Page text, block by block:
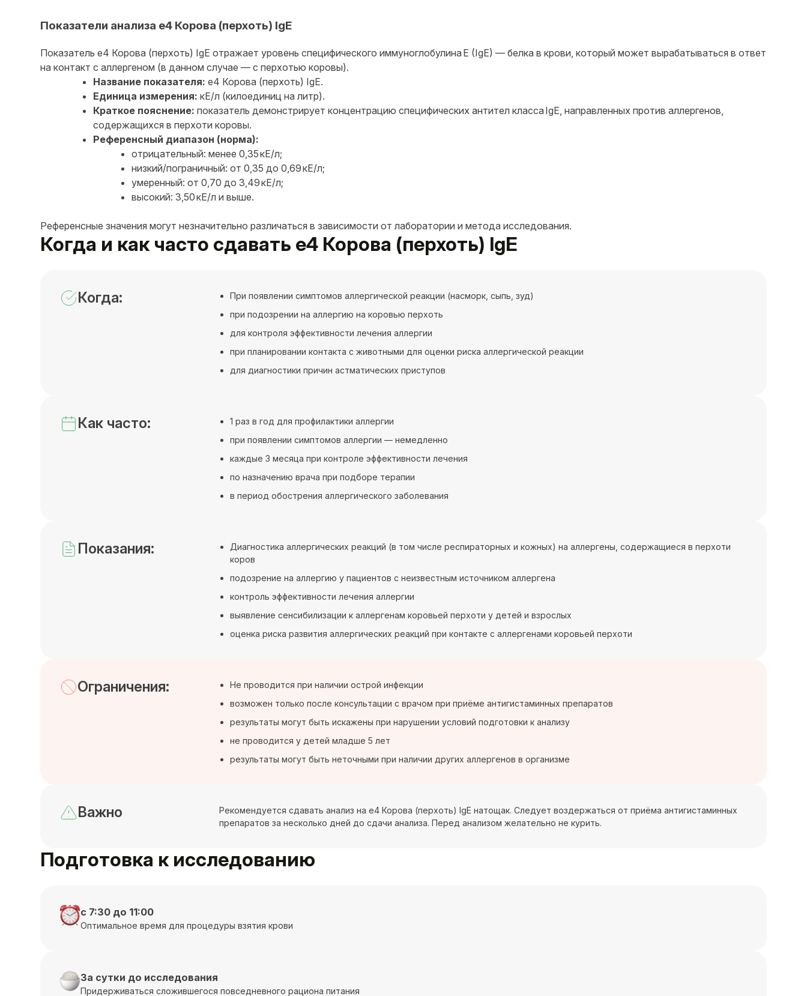
Показатели анализа e4 Корова (перхоть) IgE
Показатель e4 Корова (перхоть) IgE отражает уровень специфического иммуноглобулина E (IgE) — белка в крови, который может вырабатываться в ответ
на контакт с аллергеном (в данном случае — с перхотью коровы).
Название показателя: e4 Корова (перхоть) IgE.
Единица измерения: кЕ/л (килоединиц на литр).
Краткое пояснение: показатель демонстрирует концентрацию специфических антител класса IgE, направленных против аллергенов,
содержащихся в перхоти коровы.
Референсный диапазон (норма):
отрицательный: менее 0,35 кЕ/л;
низкий/пограничный: от 0,35 до 0,69 кЕ/л;
умеренный: от 0,70 до 3,49 кЕ/л;
высокий: 3,50 кЕ/л и выше.
Референсные значения могут незначительно различаться в зависимости от лаборатории и метода исследования.
Когда и как часто сдавать e4 Корова (перхоть) IgE
Когда:
При появлении симптомов аллергической реакции (насморк, сыпь, зуд)
при подозрении на аллергию на коровью перхоть
для контроля эффективности лечения аллергии
при планировании контакта с животными для оценки риска аллергической реакции
для диагностики причин астматических приступов
Как часто:
1 раз в год для профилактики аллергии
при появлении симптомов аллергии — немедленно
каждые 3 месяца при контроле эффективности лечения
по назначению врача при подборе терапии
в период обострения аллергического заболевания
Показания:
Диагностика аллергических реакций (в том числе респираторных и кожных) на аллергены, содержащиеся в перхоти
коров
подозрение на аллергию у пациентов с неизвестным источником аллергена
контроль эффективности лечения аллергии
выявление сенсибилизации к аллергенам коровьей перхоти у детей и взрослых
оценка риска развития аллергических реакций при контакте с аллергенами коровьей перхоти
Ограничения:
Не проводится при наличии острой инфекции
возможен только после консультации с врачом при приёме антигистаминных препаратов
результаты могут быть искажены при нарушении условий подготовки к анализу
не проводится у детей младше 5 лет
результаты могут быть неточными при наличии других аллергенов в организме
Важно
Рекомендуется сдавать анализ на e4 Корова (перхоть) IgE натощак. Следует воздержаться от приёма антигистаминных
препаратов за несколько дней до сдачи анализа. Перед анализом желательно не курить.
Подготовка к исследованию
с 7:30 до 11:00
Оптимальное время для процедуры взятия крови
За сутки до исследования
Придерживаться сложившегося повседневного рациона питания